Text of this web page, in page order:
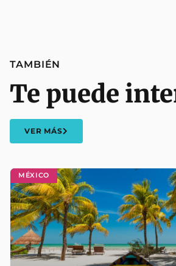
MÉXICO
TAMBIÉN
Te puede
VER MÁS